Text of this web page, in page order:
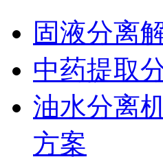
固液分离
中药提取
油水分离
方案